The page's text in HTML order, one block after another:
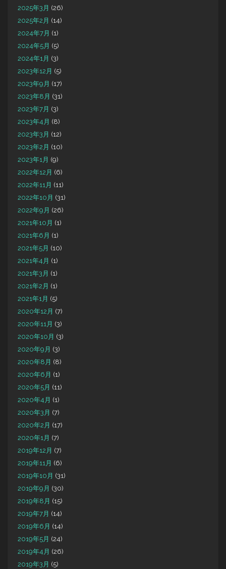
2025年3月 (26)
2025年2月 (14)
2024年7月 (1)
2024年5月 (5)
2024年1月 (3)
2023年12月 (5)
2023年9月 (17)
2023年8月 (31)
2023年7月 (3)
2023年4月 (8)
2023年3月 (12)
2023年2月 (10)
2023年1月 (9)
2022年12月 (6)
2022年11月 (11)
2022年10月 (31)
2022年9月 (26)
2021年10月 (1)
2021年6月 (1)
2021年5月 (10)
2021年4月 (1)
2021年3月 (1)
2021年2月 (1)
2021年1月 (5)
2020年12月 (7)
2020年11月 (3)
2020年10月 (3)
2020年9月 (3)
2020年8月 (8)
2020年6月 (1)
2020年5月 (11)
2020年4月 (1)
2020年3月 (7)
2020年2月 (17)
2020年1月 (7)
2019年12月 (7)
2019年11月 (6)
2019年10月 (31)
2019年9月 (30)
2019年8月 (15)
2019年7月 (14)
2019年6月 (14)
2019年5月 (24)
2019年4月 (26)
2019年3月 (5)